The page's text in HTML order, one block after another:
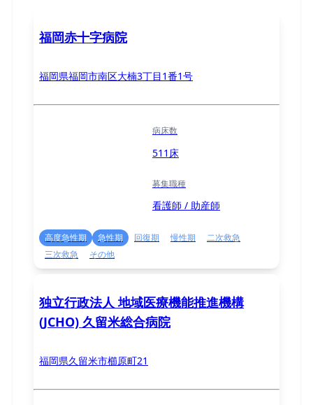
福岡赤十字病院
福岡県福岡市南区大楠3丁目1番1号
病床数
511床
募集職種
看護師 / 助産師
高度急性期 急性期 回復期 慢性期
二次救急
三次救急
その他
独立行政法人 地域医療機能推進機構
(JCHO) 久留米総合病院
福岡県久留米市櫛原町21